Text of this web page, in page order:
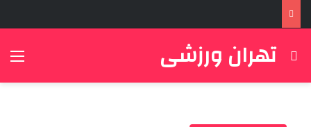
تهران ورزشی
جستجو برای